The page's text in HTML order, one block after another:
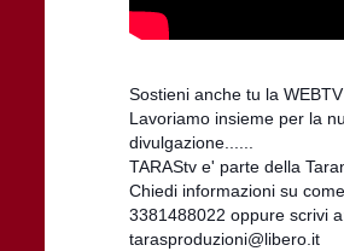
Sostieni anche tu la WEBTV
Lavoriamo insieme per la
divulgazione......
TARAStv e' parte della
Chiedi informazioni su
3381488022 oppure scrivi
tarasproduzioni@libero.it